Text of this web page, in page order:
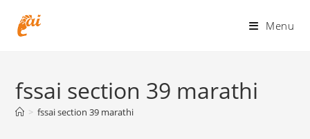
Menu
fssai section 39 marathi
> fssai section 39 marathi